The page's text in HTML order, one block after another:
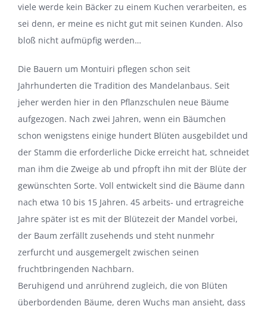
viele werde kein Bäcker zu einem Kuchen verarbeiten, es
sei denn, er meine es nicht gut mit seinen Kunden. Also
bloß nicht aufmüpfig werden…
Die Bauern um Montuiri pflegen schon seit
Jahrhunderten die Tradition des Mandelanbaus. Seit
jeher werden hier in den Pflanzschulen neue Bäume
aufgezogen. Nach zwei Jahren, wenn ein Bäumchen
schon wenigstens einige hundert Blüten ausgebildet und
der Stamm die erforderliche Dicke erreicht hat, schneidet
man ihm die Zweige ab und pfropft ihn mit der Blüte der
gewünschten Sorte. Voll entwickelt sind die Bäume dann
nach etwa 10 bis 15 Jahren. 45 arbeits- und ertragreiche
Jahre später ist es mit der Blütezeit der Mandel vorbei,
der Baum zerfällt zusehends und steht nunmehr
zerfurcht und ausgemergelt zwischen seinen
fruchtbringenden Nachbarn.
Beruhigend und anrührend zugleich, die von Blüten
überbordenden Bäume, deren Wuchs man ansieht, dass